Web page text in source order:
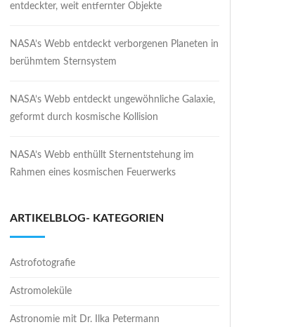
entdeckter, weit entfernter Objekte
NASA’s Webb entdeckt verborgenen Planeten in
berühmtem Sternsystem
NASA’s Webb entdeckt ungewöhnliche Galaxie,
geformt durch kosmische Kollision
NASA’s Webb enthüllt Sternentstehung im
Rahmen eines kosmischen Feuerwerks
ARTIKELBLOG- KATEGORIEN
Astrofotografie
Astromoleküle
Astronomie mit Dr. Ilka Petermann